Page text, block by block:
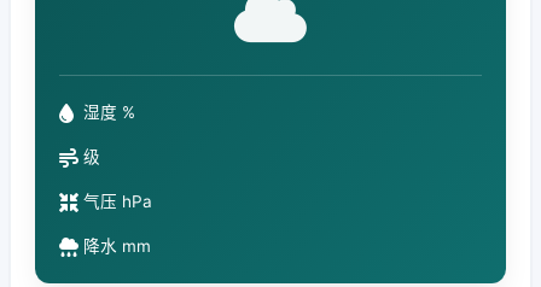
湿度 %
级
气压 hPa
降水 mm